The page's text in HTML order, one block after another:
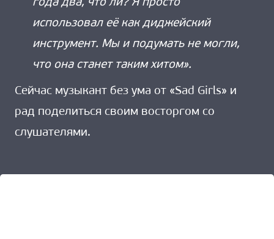
года два, что ли? Я просто
использовал её как диджейский
инструмент. Мы и подумать не могли,
что она станет таким хитом».
Сейчас музыкант без ума от «Sad Girls» и
рад поделиться своим восторгом со
слушателями.